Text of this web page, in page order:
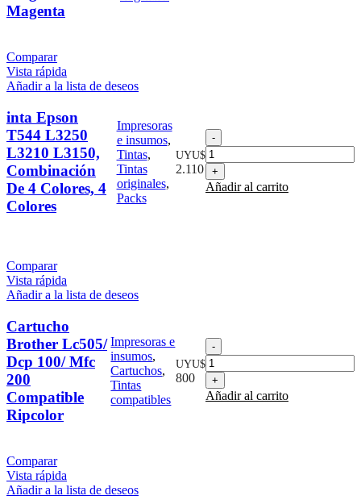
Magenta
Comparar
Vista rápida
Añadir a la lista de deseos
inta Epson
T544 L3250
L3210 L3150,
Combinación
De 4 Colores, 4
Colores
Impresoras
e insumos,
Tintas,
Tintas
originales,
Packs
UYU$
2.110
inta
Epson
T544
L3250
L3210
Añadir al carrito
Comparar
Vista rápida
Añadir a la lista de deseos
Cartucho
Brother Lc505/
Dcp 100/ Mfc
200
Compatible
Ripcolor
Impresoras e
insumos,
Cartuchos,
Tintas
compatibles
UYU$
800
Cartucho
Brother
Lc505/
Dcp
100/
Añadir al carrito
Comparar
Vista rápida
Añadir a la lista de deseos